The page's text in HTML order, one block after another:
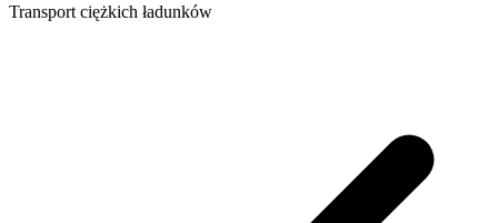
Transport ciężkich ładunków